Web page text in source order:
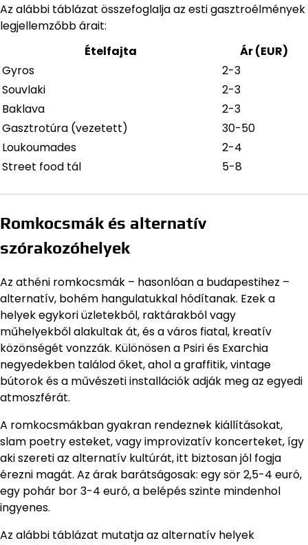
Az alábbi táblázat összefoglalja az esti gasztroélmények
legjellemzőbb árait:
Ételfajta
Ár (EUR)
Gyros
2-3
Souvlaki
2-3
Baklava
2-3
Gasztrotúra (vezetett)
30-50
Loukoumades
2-4
Street food tál
5-8
Romkocsmák és alternatív
szórakozóhelyek
Az athéni romkocsmák – hasonlóan a budapestihez –
alternatív, bohém hangulatukkal hódítanak. Ezek a
helyek egykori üzletekből, raktárakból vagy
műhelyekből alakultak át, és a város fiatal, kreatív
közönségét vonzzák. Különösen a Psiri és Exarchia
negyedekben találod őket, ahol a graffitik, vintage
bútorok és a művészeti installációk adják meg az egyedi
atmoszférát.
A romkocsmákban gyakran rendeznek kiállításokat,
slam poetry esteket, vagy improvizatív koncerteket, így
aki szereti az alternatív kultúrát, itt biztosan jól fogja
érezni magát. Az árak barátságosak: egy sör 2,5-4 euró,
egy pohár bor 3-4 euró, a belépés szinte mindenhol
ingyenes.
Az alábbi táblázat mutatja az alternatív helyek